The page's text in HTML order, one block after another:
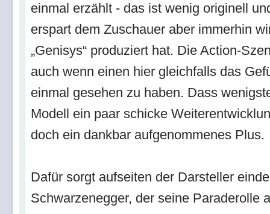
einmal erzählt - das ist wenig originell
erspart dem Zuschauer aber immerhin
„Genisys“ produziert hat. Die Action-
auch wenn einen hier gleichfalls das
einmal gesehen zu haben. Dass
Modell ein paar schicke
doch ein dankbar aufgenommenes Plus.
Dafür sorgt aufseiten der Darsteller
Schwarzenegger, der seine Paraderolle